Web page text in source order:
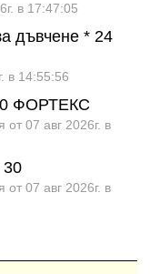
в 17:47:05
дъвчене * 24
в 14:55:56
ФОРТЕКС
07 авг 2026г. в
07 авг 2026г. в